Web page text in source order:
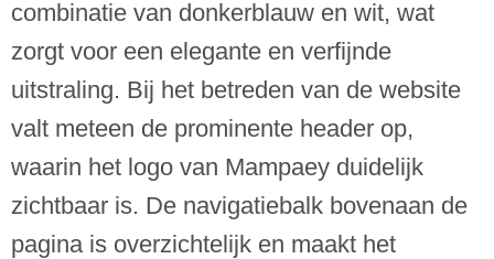
combinatie van donkerblauw en wit, wat
zorgt voor een elegante en verfijnde
uitstraling. Bij het betreden van de website
valt meteen de prominente header op,
waarin het logo van Mampaey duidelijk
zichtbaar is. De navigatiebalk bovenaan de
pagina is overzichtelijk en maakt het